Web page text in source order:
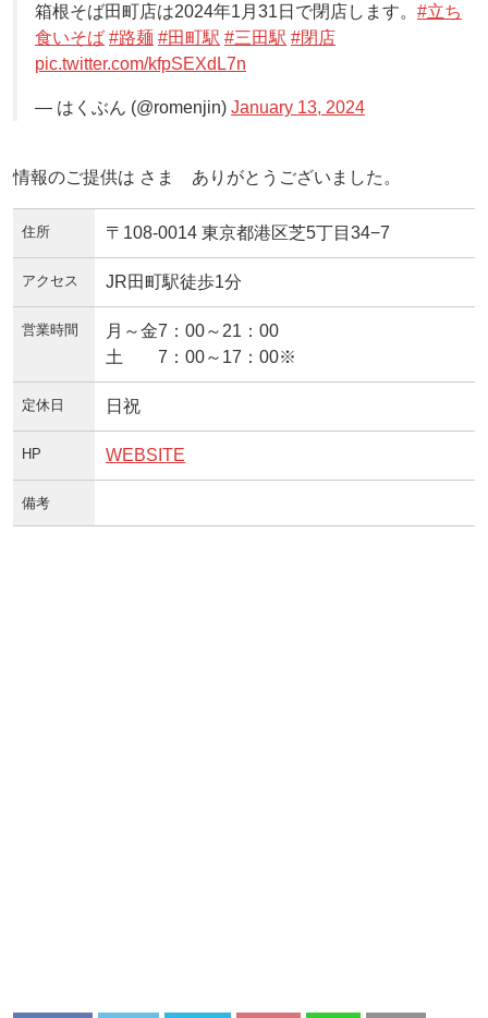
箱根そば田町店は2024年1月31日で閉店します。 #立ち
食いそば #路麺 #田町駅 #三田駅 #閉店
pic.twitter.com/kfpSEXdL7n
— はくぶん (@romenjin) January 13, 2024
情報のご提供は さま ありがとうございました。
住所 〒108-0014 東京都港区芝5丁目34−7
アクセス JR田町駅徒歩1分
営業時間
月～金7：00～21：00
土 7：00～17：00※
定休日 日祝
HP WEBSITE
備考